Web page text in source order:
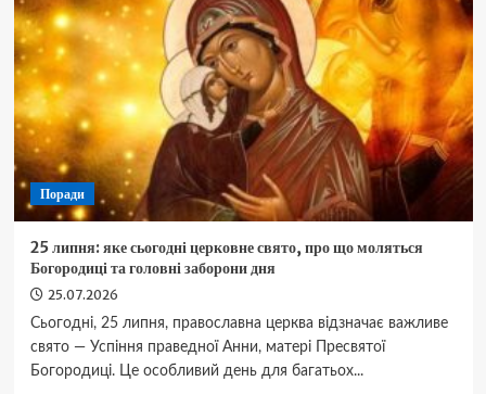
об’єднують
зусилля
для
впровадження
автопілота
рівня
у
Китаї
Поради
25 липня: яке сьогодні церковне свято, про що моляться
Богородиці та головні заборони дня
25.07.2026
Сьогодні, 25 липня, православна церква відзначає важливе
свято — Успіння праведної Анни, матері Пресвятої
Богородиці. Це особливий день для багатьох...